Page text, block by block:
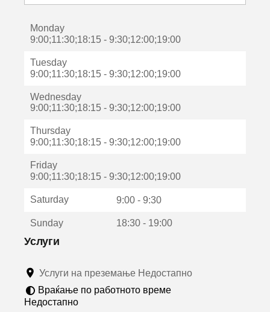
с
т
р
в
о
о
п
Monday
9:00;11:30;18:15 - 9:30;12:00;19:00
Tuesday
9:00;11:30;18:15 - 9:30;12:00;19:00
Wednesday
9:00;11:30;18:15 - 9:30;12:00;19:00
Thursday
9:00;11:30;18:15 - 9:30;12:00;19:00
Friday
9:00;11:30;18:15 - 9:30;12:00;19:00
Saturday 9:00 - 9:30
Sunday 18:30 - 19:00
Услуги
Услуги на преземање Недостапно
Враќање по работното време
Недостапно